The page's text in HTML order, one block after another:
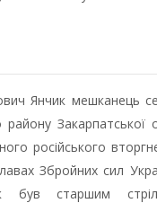
Янчик мешканець
Закарпатської
російського
Збройних сил
був старшим